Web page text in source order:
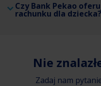
Czy Bank Pekao
rachunku dla dziecka?
Nie
Zadaj nam